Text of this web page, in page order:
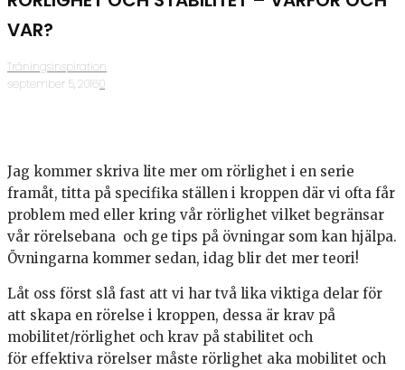
VAR?
Träningsinspiration
·september 5, 2016·0
Jag kommer skriva lite mer om rörlighet i en serie
framåt, titta på specifika ställen i kroppen där vi ofta får
problem med eller kring vår rörlighet vilket begränsar
vår rörelsebana och ge tips på övningar som kan hjälpa.
Övningarna kommer sedan, idag blir det mer teori!
Låt oss först slå fast att vi har två lika viktiga delar för
att skapa en rörelse i kroppen, dessa är krav på
mobilitet/rörlighet och krav på stabilitet och
för effektiva rörelser måste rörlighet aka mobilitet och